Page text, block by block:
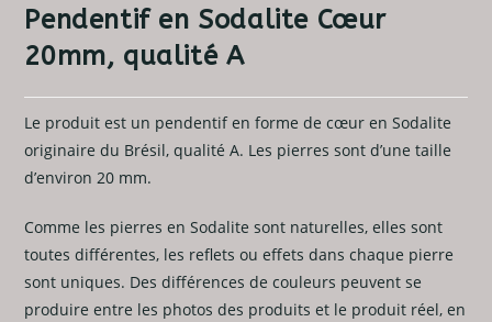
Pendentif en Sodalite Cœur
20mm, qualité A
Le produit est un pendentif en forme de cœur en Sodalite
originaire du Brésil, qualité A. Les pierres sont d’une taille
d’environ 20 mm.
Comme les pierres en Sodalite sont naturelles, elles sont
toutes différentes, les reflets ou effets dans chaque pierre
sont uniques. Des différences de couleurs peuvent se
produire entre les photos des produits et le produit réel, en